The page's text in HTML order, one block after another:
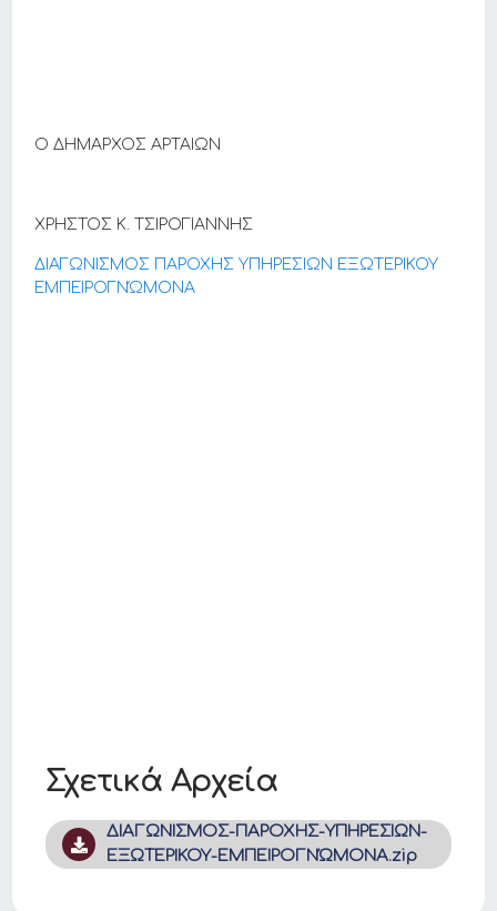
Σχετικά Αρχεία
ΔΙΑΓΩΝΙΣΜΟΣ-ΠΑΡΟΧΗΣ-ΥΠΗΡΕΣΙΩΝ-
ΕΞΩΤΕΡΙΚΟΥ-ΕΜΠΕΙΡΟΓΝΏΜΟΝΑ.zip
Ο ΔΗΜΑΡΧΟΣ ΑΡΤΑΙΩΝ
ΧΡΗΣΤΟΣ Κ. ΤΣΙΡΟΓΙΑΝΝΗΣ
ΔΙΑΓΩΝΙΣΜΟΣ ΠΑΡΟΧΗΣ ΥΠΗΡΕΣΙΩΝ ΕΞΩΤΕΡΙΚΟΥ
ΕΜΠΕΙΡΟΓΝΏΜΟΝΑ